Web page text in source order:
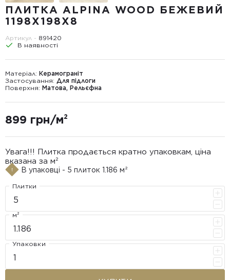
ПЛИТКА ALPINA WOOD БЕЖЕВИЙ
1198Х198X8
Артикул - 891420
В наявності
Матеріал: Керамограніт
Застосування: Для підлоги
Поверхня: Матова, Рельєфна
899 грн/м²
Увага!!! Плитка продається кратно упаковкам, ціна
вказана за м²
В упаковці - 5 плиток 1.186 м²
Плитки
м²
Упаковки